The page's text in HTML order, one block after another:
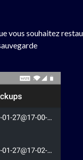
vous souhaitez